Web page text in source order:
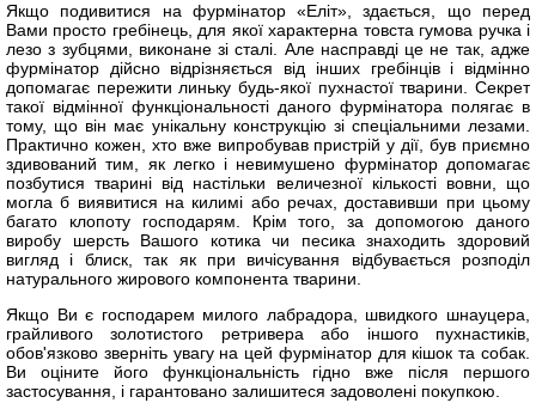
Якщо подивитися на фурмінатор «Еліт», здається, що перед
Вами просто гребінець, для якої характерна товста гумова ручка і
лезо з зубцями, виконане зі сталі. Але насправді це не так, адже
фурмінатор дійсно відрізняється від інших гребінців і відмінно
допомагає пережити линьку будь-якої пухнастої тварини. Секрет
такої відмінної функціональності даного фурмінатора полягає в
тому, що він має унікальну конструкцію зі спеціальними лезами.
Практично кожен, хто вже випробував пристрій у дії, був приємно
здивований тим, як легко і невимушено фурмінатор допомагає
позбутися тварині від настільки величезної кількості вовни, що
могла б виявитися на килимі або речах, доставивши при цьому
багато клопоту господарям. Крім того, за допомогою даного
виробу шерсть Вашого котика чи песика знаходить здоровий
вигляд і блиск, так як при вичісування відбувається розподіл
натурального жирового компонента тварини.
Якщо Ви є господарем милого лабрадора, швидкого шнауцера,
грайливого золотистого ретривера або іншого пухнастиків,
обов'язково зверніть увагу на цей фурмінатор для кішок та собак.
Ви оціните його функціональність гідно вже після першого
застосування, і гарантовано залишитеся задоволені покупкою.